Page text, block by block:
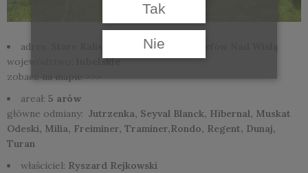
adres:
Stare Kaliszany 30A, 24-340 Józefów Nad Wisłą
województwo:
lubelskie
zobacz na mapie >>>
areał: 5 arów
główne odmiany: Jutrzenka, Seyval Blanck, Hibernal, Muskat
Odeski, Milia, Freiminer, Traminer,Rondo, Regent, Dunaj,
Turan
właściciel: Ryszard Rejkowski
Tak
Nie